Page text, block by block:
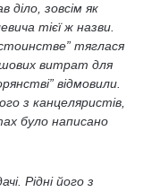
діло, зовсім як
тієї ж назви.
тяглася
витрат для
відмовили.
з канцеляристів,
було написано
Рідні його з